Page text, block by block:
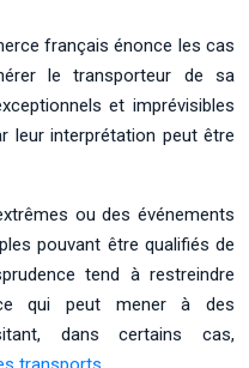
français énonce les cas
le transporteur de sa
et imprévisibles
leur interprétation peut être
ou des événements
pouvant être qualifiés de
tend à restreindre
qui peut mener à des
dans certains cas,